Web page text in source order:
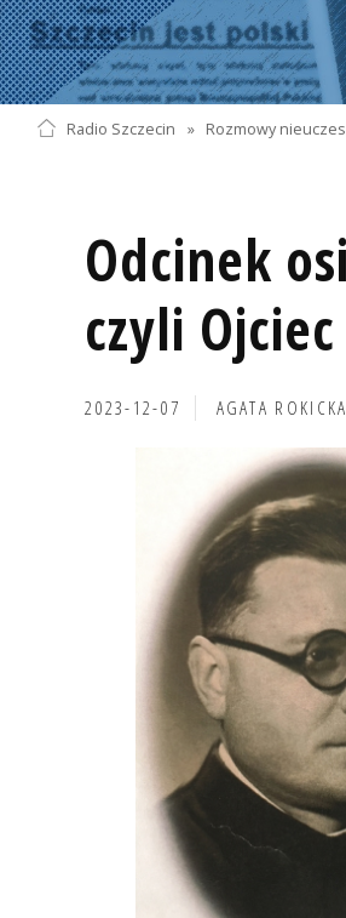
Radio Szczecin » Rozmowy
Odcinek
czyli
2023-12-07 AGATA ROKICKA